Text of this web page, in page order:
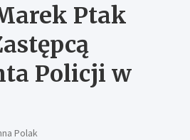
Ptak
Policji w
Polak